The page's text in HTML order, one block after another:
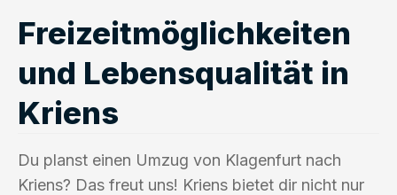
Freizeitmöglichkeiten
und Lebensqualität in
Kriens
Du planst einen Umzug von Klagenfurt nach
Kriens? Das freut uns! Kriens bietet dir nicht nur